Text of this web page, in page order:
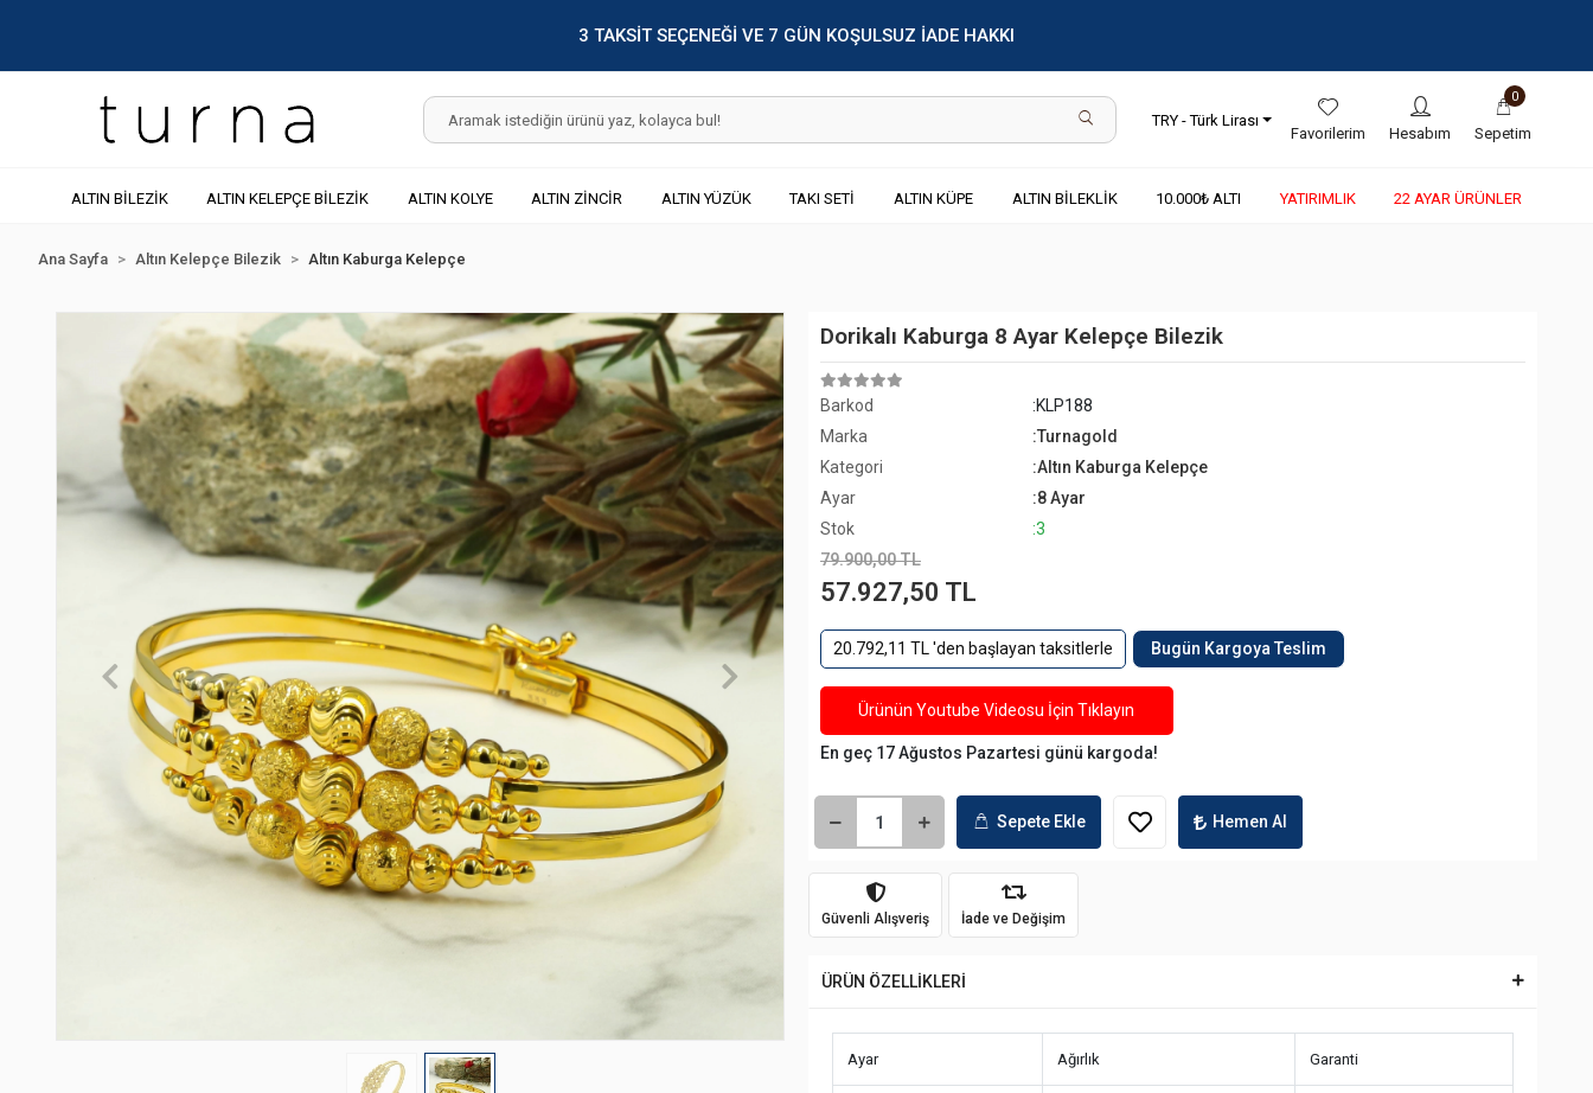
3 TAKSİT SEÇENEĞİ VE 7 GÜN KOŞULSUZ İADE HAKKI
TRY - Türk Lirası
Favorilerim Hesabım
0
Sepetim
ALTIN BİLEZİK ALTIN KELEPÇE BİLEZİK ALTIN KOLYE ALTIN ZİNCİR ALTIN YÜZÜK TAKI SETİ ALTIN KÜPE ALTIN BİLEKLİK 10.000₺ ALTI YATIRIMLIK 22 AYAR ÜRÜNLER
Ana Sayfa Altın Kelepçe Bilezik Altın Kaburga Kelepçe
Dorikalı Kaburga 8 Ayar Kelepçe Bilezik
Barkod
:KLP188
Marka
:Turnagold
Kategori
:Altın Kaburga Kelepçe
Ayar
:8 Ayar
Stok
:3
79.900,00 TL
57.927,50 TL
20.792,11 TL 'den başlayan taksitlerle Bugün Kargoya Teslim
Ürünün Youtube Videosu İçin Tıklayın
En geç 17 Ağustos Pazartesi günü kargoda!
Sepete Ekle Hemen Al
Güvenli Alışveriş İade ve Değişim
ÜRÜN ÖZELLİKLERİ
Ayar Ağırlık Garanti